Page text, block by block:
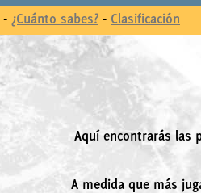
- ¿Cuánto sabes? - Clasificación
Aquí encontrarás las
A medida que más